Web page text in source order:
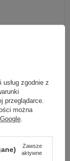
zgodnie z
przeglądarce.
można
Zawsze
aktywne